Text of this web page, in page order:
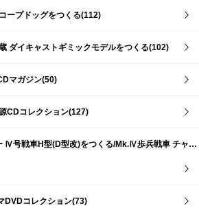
ープドッグをつくる(112)
ダイキャストギミックモデルをつくる(102)
マガジン(50)
CDコレクション(127)
ガールズ&パンツァー Ⅳ号戦車H型(D型改)をつくる/Mk.Ⅳ歩兵戦車 チャーチルMk.Ⅶをつくる(191)
DVDコレクション(73)